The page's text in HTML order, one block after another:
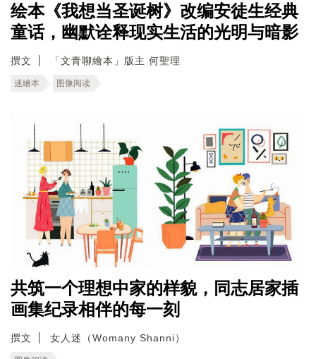
绘本《我想当圣诞树》改编安徒生经典
童话，幽默诠释现实生活的光明与暗影
撰文 「文青聊繪本」版主 何聖理
迷繪本 图像阅读
共筑一个理想中家的样貌，同志居家插
画集纪录相伴的每一刻
撰文 女人迷（Womany Shanni）